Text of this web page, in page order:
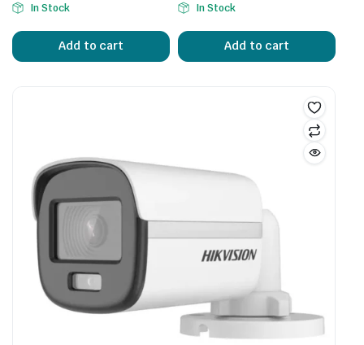
In Stock
Add to cart
In Stock
Add to cart